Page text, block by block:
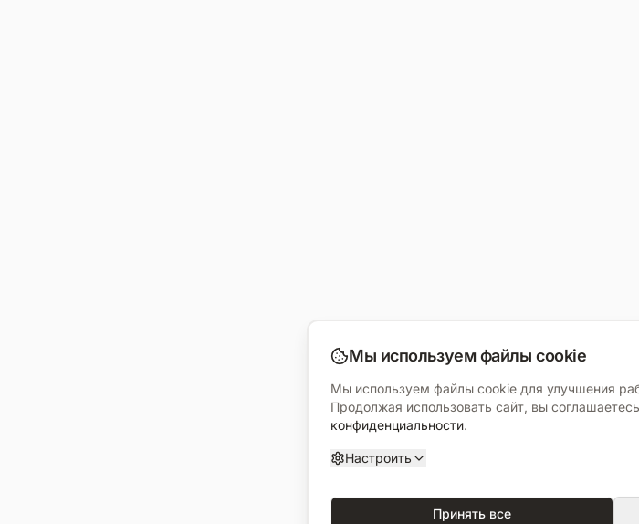
Мы используем файлы cookie
Мы используем файлы cookie для улучшения
Продолжая использовать сайт, вы
конфиденциальности.
Настроить
Принять все